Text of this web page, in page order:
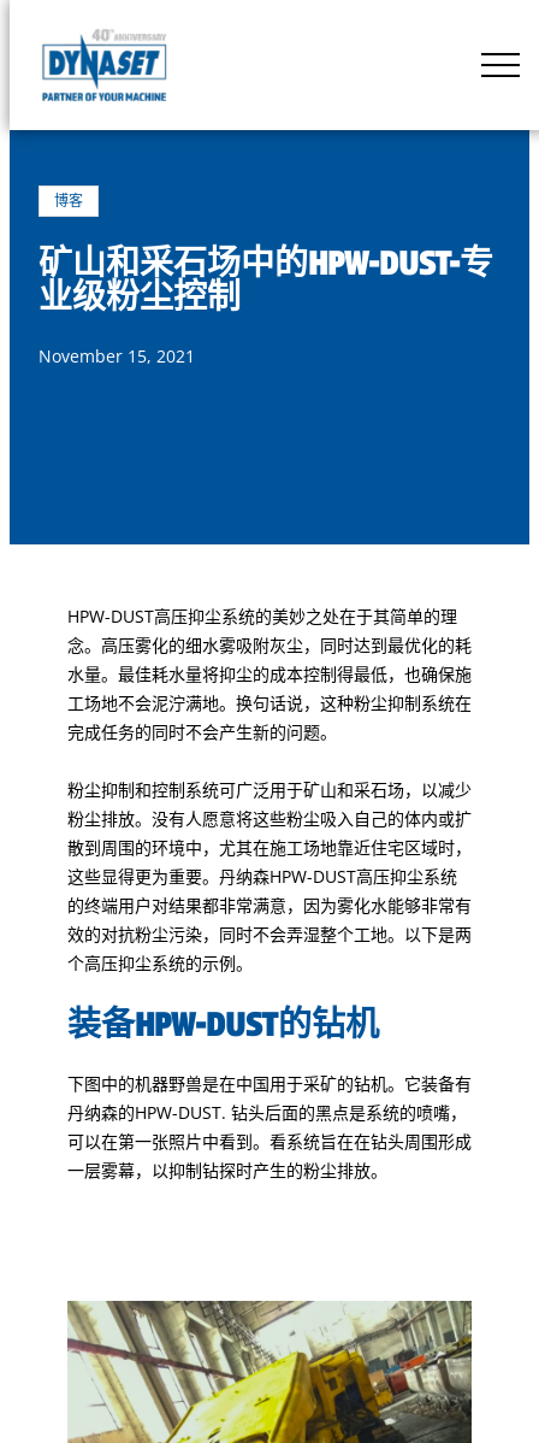
content
DYNASET
博客
矿山和采石场中的HPW-DUST-专
业级粉尘控制
November 15, 2021
HPW-DUST高压抑尘系统的美妙之处在于其简单的理
念。高压雾化的细水雾吸附灰尘，同时达到最优化的耗
水量。最佳耗水量将抑尘的成本控制得最低，也确保施
工场地不会泥泞满地。换句话说，这种粉尘抑制系统在
完成任务的同时不会产生新的问题。
粉尘抑制和控制系统可广泛用于矿山和采石场，以减少
粉尘排放。没有人愿意将这些粉尘吸入自己的体内或扩
散到周围的环境中，尤其在施工场地靠近住宅区域时，
这些显得更为重要。丹纳森HPW-DUST高压抑尘系统
的终端用户对结果都非常满意，因为雾化水能够非常有
效的对抗粉尘污染，同时不会弄湿整个工地。以下是两
个高压抑尘系统的示例。
装备HPW-DUST的钻机
下图中的机器野兽是在中国用于采矿的钻机。它装备有
丹纳森的HPW-DUST. 钻头后面的黑点是系统的喷嘴，
可以在第一张照片中看到。看系统旨在在钻头周围形成
一层雾幕，以抑制钻探时产生的粉尘排放。